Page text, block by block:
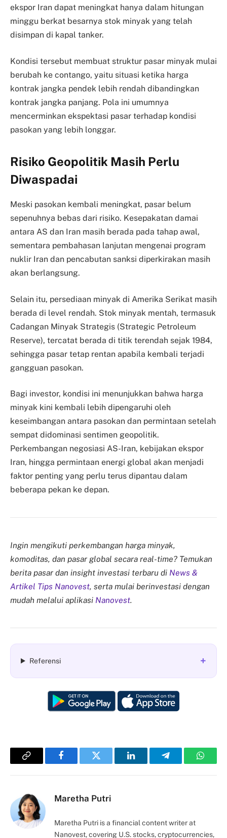
ekspor Iran dapat meningkat hanya dalam hitungan
minggu berkat besarnya stok minyak yang telah
disimpan di kapal tanker.
Kondisi tersebut membuat struktur pasar minyak mulai
berubah ke contango, yaitu situasi ketika harga
kontrak jangka pendek lebih rendah dibandingkan
kontrak jangka panjang. Pola ini umumnya
mencerminkan ekspektasi pasar terhadap kondisi
pasokan yang lebih longgar.
Risiko Geopolitik Masih Perlu
Diwaspadai
Meski pasokan kembali meningkat, pasar belum
sepenuhnya bebas dari risiko. Kesepakatan damai
antara AS dan Iran masih berada pada tahap awal,
sementara pembahasan lanjutan mengenai program
nuklir Iran dan pencabutan sanksi diperkirakan masih
akan berlangsung.
Selain itu, persediaan minyak di Amerika Serikat masih
berada di level rendah. Stok minyak mentah, termasuk
Cadangan Minyak Strategis (Strategic Petroleum
Reserve), tercatat berada di titik terendah sejak 1984,
sehingga pasar tetap rentan apabila kembali terjadi
gangguan pasokan.
Bagi investor, kondisi ini menunjukkan bahwa harga
minyak kini kembali lebih dipengaruhi oleh
keseimbangan antara pasokan dan permintaan setelah
sempat didominasi sentimen geopolitik.
Perkembangan negosiasi AS-Iran, kebijakan ekspor
Iran, hingga permintaan energi global akan menjadi
faktor penting yang perlu terus dipantau dalam
beberapa pekan ke depan.
Ingin mengikuti perkembangan harga minyak,
komoditas, dan pasar global secara real-time? Temukan
berita pasar dan insight investasi terbaru di News &
Artikel Tips Nanovest, serta mulai berinvestasi dengan
mudah melalui aplikasi Nanovest.
Referensi +
Copy
FacebookTwitter LinkedInTelegram
Maretha Putri
Maretha Putri is a financial content writer at
Nanovest, covering U.S. stocks, cryptocurrencies,